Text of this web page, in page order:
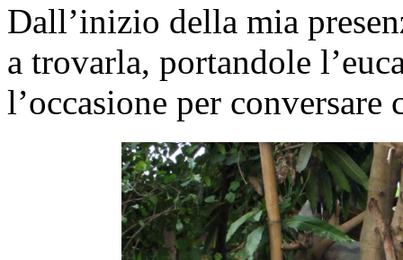
Dall’inizio della mia
a trovarla, portandole
l’occasione per